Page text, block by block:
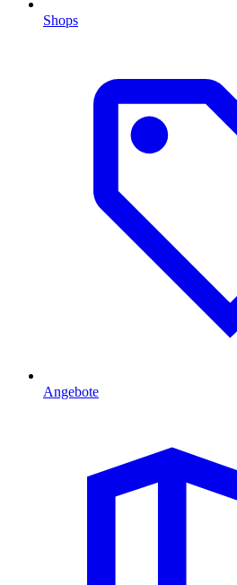
Shops
Angebote